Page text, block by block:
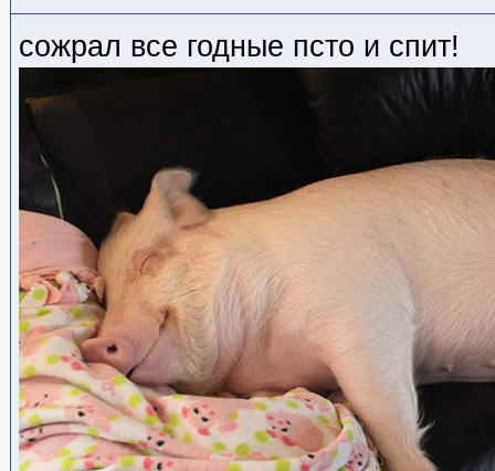
сожрал все годные псто и спит!